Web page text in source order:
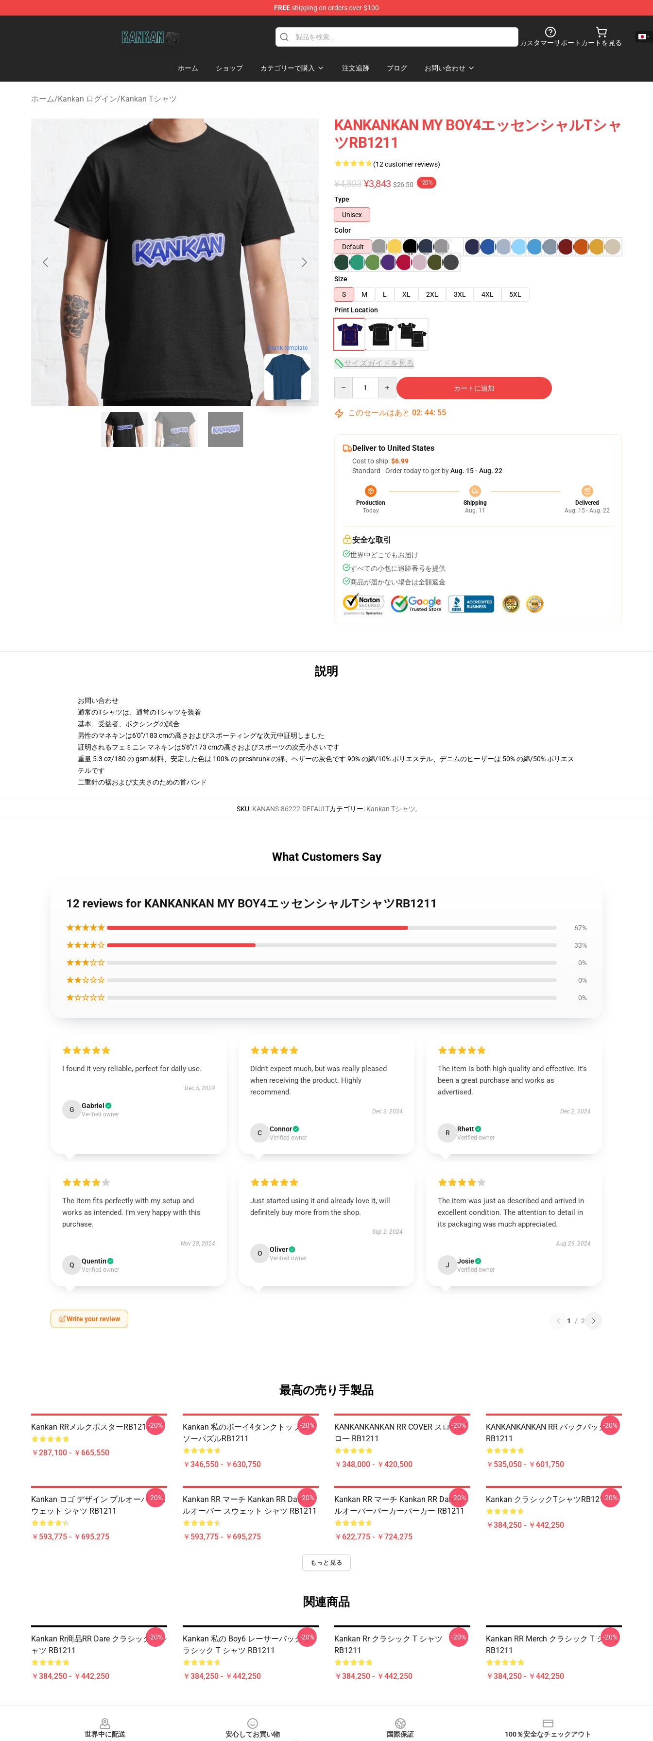
FREEshipping on orders over $100
カスタマーサポート カートを見る
ホーム ショップ カテゴリーで購入 注文追跡 ブログ お問い合わせ
ホーム/Kankan ログイン/Kankan Tシャツ
blank template
KANKANKAN MY BOY4エッセンシャルTシャ
ツRB1211
(12 customer reviews)
¥4,803 ¥3,843 $26.50 -20%
Type
Unisex
Color
Default
Size
S
M L XL 2XL 3XL 4XL
5XL
Print Location
サイズガイドを見る
カートに追加
このセールはあと 02: 44: 54
Deliver to United States
Cost to ship:$6.99
Standard - Order today to get byAug. 15 - Aug. 22
Production
Today
Shipping
Aug. 11
Delivered
Aug. 15 - Aug. 22
安全な取引
世界中どこでもお届け
すべての小包に追跡番号を提供
商品が届かない場合は全額返金
説明
お問い合わせ
通常のTシャツは、通常のTシャツを装着
基本、受益者、ボクシングの試合
男性のマネキンは6'0"/183 cmの高さおよびスポーティングな次元中証明しました
証明されるフェミニン マネキンは5'8"/173 cmの高さおよびスポーツの次元小さいです
重量 5.3 oz/180 の gsm 材料、安定した色は 100% の preshrunk の綿、ヘザーの灰色です 90% の綿/10% ポリエステル、デニムのヒーザーは 50% の綿/50% ポリエス
テルです
二重針の裾および丈夫さのための首バンド
SKU: KANANS-86222-DEFAULTカテゴリー: Kankan Tシャツ,
What Customers Say
12 reviews for KANKANKAN MY BOY4エッセンシャルTシャツRB1211
★★★★★ 67%
★★★★☆ 33%
★★★☆☆ 0%
★★☆☆☆ 0%
★☆☆☆☆ 0%
I found it very reliable, perfect for daily use.
Dec 5, 2024
G Gabriel
Verified owner
Didn’t expect much, but was really pleased
when receiving the product. Highly
recommend.
Dec 3, 2024
C Connor
Verified owner
The item is both high-quality and effective. It’s
been a great purchase and works as
advertised.
Dec 2, 2024
R Rhett
Verified owner
The item fits perfectly with my setup and
works as intended. I’m very happy with this
purchase.
Nov 28, 2024
Q Quentin
Verified owner
Just started using it and already love it, will
definitely buy more from the shop.
Sep 2, 2024
O Oliver
Verified owner
The item was just as described and arrived in
excellent condition. The attention to detail in
its packaging was much appreciated.
Aug 29, 2024
J Josie
Verified owner
Write your review 1 / 2
最高の売り手製品
Kankan RRメルクポスターRB1211
￥287,100 - ￥665,550
-20%
Kankan 私のボーイ4タンクトップジグ
ソーパズルRB1211
￥346,550 - ￥630,750
-20%
KANKANKANKAN RR COVER スローピ
ロー RB1211
￥348,000 - ￥420,500
-20%
KANKANKANKAN RR バックパック
RB1211
￥535,050 - ￥601,750
-20%
Kankan ロゴ デザイン プルオーバー ス
ウェット シャツ RB1211
￥593,775 - ￥695,275
-20%
Kankan RR マーチ Kankan RR Dare プ
ルオーバー スウェット シャツ RB1211
￥593,775 - ￥695,275
-20%
Kankan RR マーチ Kankan RR Dare プ
ルオーバーパーカーパーカー RB1211
￥622,775 - ￥724,275
-20% Kankan クラシックTシャツRB1211
￥384,250 - ￥442,250
-20%
もっと見る
関連商品
Kankan Rr商品RR Dare クラシック T シ
ャツ RB1211
￥384,250 - ￥442,250
-20%
Kankan 私の Boy6 レーサーバック ク
ラシック T シャツ RB1211
￥384,250 - ￥442,250
-20%
Kankan Rr クラシック T シャツ
RB1211
￥384,250 - ￥442,250
-20%
Kankan RR Merch クラシック T シャツ
RB1211
￥384,250 - ￥442,250
-20%
世界中に配送
安心してお買い物
国際保証
100％安全なチェックアウト